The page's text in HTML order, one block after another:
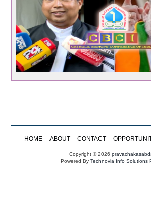
HOME ABOUT CONTACT
Copyright © 2026
Powered ByTechnovia Info Solutions